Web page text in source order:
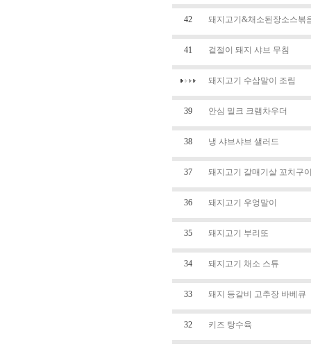
42 돼지고기&채소된장소스볶
41 겉절이 돼지 샤브 무침
돼지고기 수삼말이 조림
39 안심 밀크 크램차우더
38 냉 샤브샤브 샐러드
37 돼지고기 갈매기살 꼬치구
36 돼지고기 우엉말이
35 돼지고기 부리또
34 돼지고기 채소 스튜
33 돼지 등갈비 고추장 바베큐
32 키즈 탕수육